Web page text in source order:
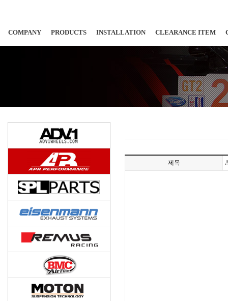
COMPANY PRODUCTS INSTALLATION CLEARANCE ITEM
제목